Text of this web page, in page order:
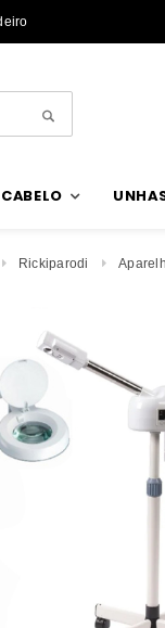
CABELO
Rickiparodi